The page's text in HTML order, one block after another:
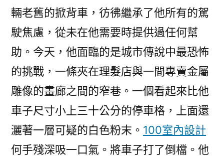
輛老舊的掀背車，彷彿繼承了他所有的駕
駛焦慮，從未在他需要時提供過任何幫
助。今天，他面臨的是城市傳說中最恐怖
的挑戰，一條夾在理髮店與一間專賣金屬
雕像的畫廊之間的窄巷。一個看起來比他
車子尺寸小上三十公分的停車格，上面還
灑著一層可疑的白色粉末。 100室內設計
何手殘深吸一口氣。將車子打了倒檔。他